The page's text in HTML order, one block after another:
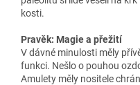
kosti.
Pravěk: Magie a přežití
V dávné minulosti měly
funkci. Nešlo o pouhou
Amulety měly nositele